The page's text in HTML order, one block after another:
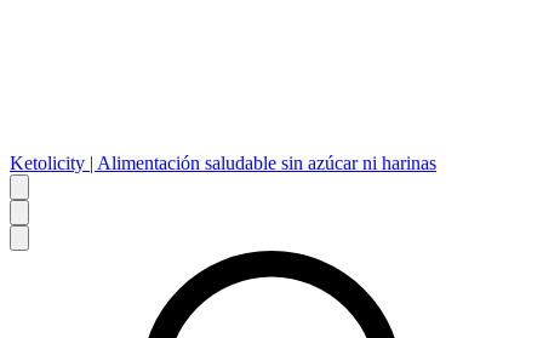
Ketolicity | Alimentación saludable sin azúcar ni harinas